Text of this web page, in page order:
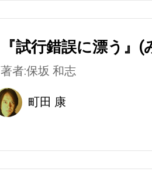
『試行錯誤に漂う』
著者:保坂 和志
町田 康